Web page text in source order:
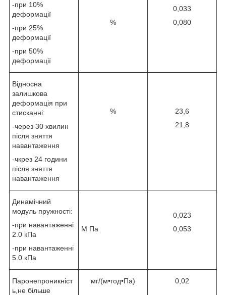
-при 10%
деформації
-при 25%
деформації
-при 50%
деформації
%
0,033
0,080
Відносна
залишкова
деформація при
стисканні:
-через 30 хвилин
після зняття
навантаження
-чкрез 24 години
після зняття
навантаження
%
23,6
21,8
Динамічний
модуль пружності:
-при навантаженні
2.0 кПа
-при навантаженні
5.0 кПа
М Па
0,023
0,053
Паронепроникніст
ь,не більше
мг/(м•год•Па) 0,02